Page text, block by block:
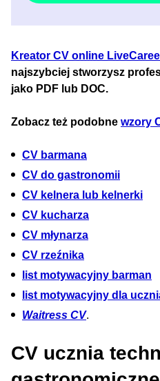
Kreator CV online
najszybciej stworzysz
jako PDF lub DOC.
Zobacz też podobne wzory
CV barmana
CV do gastronomii
CV kelnera lub kelnerki
CV kucharza
CV młynarza
CV rzeźnika
list motywacyjny barman
list motywacyjny dla
Waitress CV.
CV ucznia